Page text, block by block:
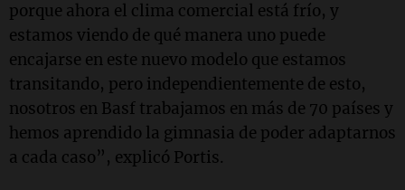
porque ahora el clima comercial está frío, y
estamos viendo de qué manera uno puede
encajarse en este nuevo modelo que estamos
transitando, pero independientemente de esto,
nosotros en Basf trabajamos en más de 70 países y
hemos aprendido la gimnasia de poder adaptarnos
a cada caso”, explicó Portis.